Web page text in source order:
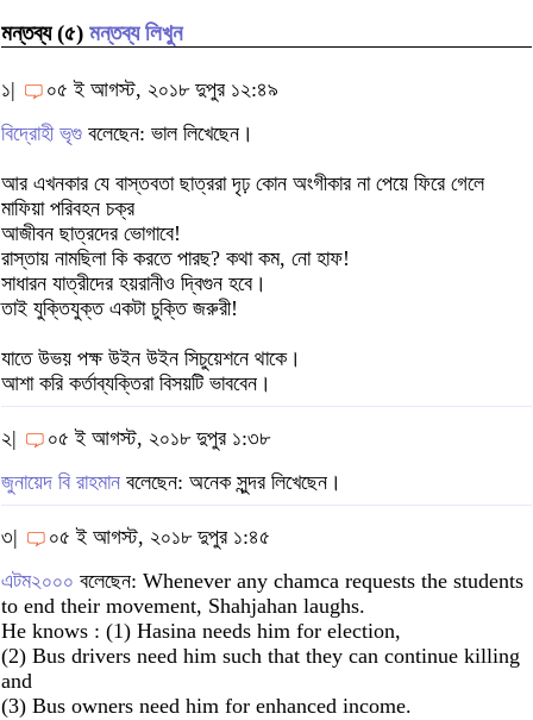
মন্তব্য (৫) মন্তব্য লিখুন
১|
০৫ ই আগস্ট, ২০১৮ দুপুর ১২:৪৯
বিদ্রোহী ভৃগু বলেছেন: ভাল লিখেছেন।
আর এখনকার যে বাস্তবতা ছাত্ররা দৃঢ় কোন অংগীকার না পেয়ে ফিরে গেলে
মাফিয়া পরিবহন চক্র
আজীবন ছাত্রদের ভোগাবে!
রাস্তায় নামছিলা কি করতে পারছ? কথা কম, নো হাফ!
সাধারন যাত্রীদের হয়রানীও দি্বগুন হবে।
তাই যুক্তিযুক্ত একটা চুক্তি জরুরী!
যাতে উভয় পক্ষ উইন উইন সিচুয়েশনে থাকে।
আশা করি কর্তাব্যক্তিরা বিসয়টি ভাববেন।
২|
০৫ ই আগস্ট, ২০১৮ দুপুর ১:৩৮
জুনায়েদ বি রাহমান বলেছেন: অনেক সুন্দর লিখেছেন।
৩|
০৫ ই আগস্ট, ২০১৮ দুপুর ১:৪৫
এটম২০০০ বলেছেন: Whenever any chamca requests the students
to end their movement, Shahjahan laughs.
He knows : (1) Hasina needs him for election,
(2) Bus drivers need him such that they can continue killing
and
(3) Bus owners need him for enhanced income.